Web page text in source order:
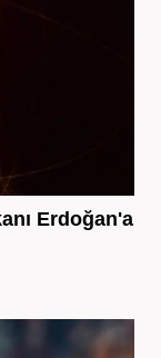
Erdoğan'a